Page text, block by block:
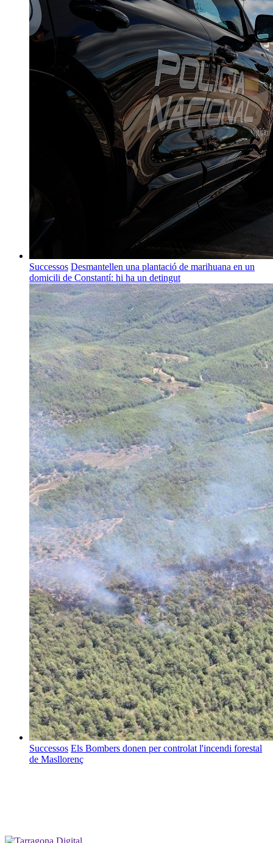
Successos Desmantellen una plantació de marihuana en un
domicili de Constantí: hi ha un detingut
Successos Els Bombers donen per controlat l'incendi forestal
de Masllorenç